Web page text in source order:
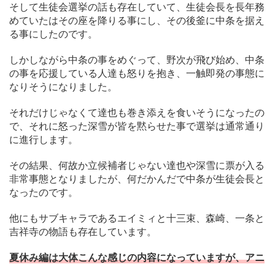
そして生徒会選挙の話も存在していて、生徒会長を長年務
めていたはその座を降りる事にし、その後釜に中条を据え
る事にしたのです。
しかしながら中条の事をめぐって、野次が飛び始め、中条
の事を応援している人達も怒りを抱き、一触即発の事態に
なりそうになりました。
それだけじゃなくて達也も巻き添えを食いそうになったの
で、それに怒った深雪が皆を黙らせた事で選挙は通常通り
に進行します。
その結果、何故か立候補者じゃない達也や深雪に票が入る
非常事態となりましたが、何だかんだで中条が生徒会長と
なったのです。
他にもサブキャラであるエイミィと十三束、森崎、一条と
吉祥寺の物語も存在しています。
夏休み編は大体こんな感じの内容になっていますが、アニ